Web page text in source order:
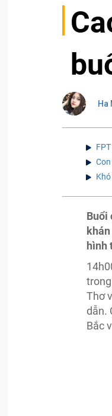
Ha
Buổi
hình
Thơ
dẫn.
Bắc